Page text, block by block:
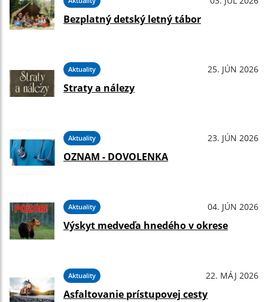
Bezplatný detský letný tábor
Aktuality 25. JÚN 2026
Straty a nálezy
Aktuality 23. JÚN 2026
OZNAM - DOVOLENKA
Aktuality 04. JÚN 2026
Výskyt medveďa hnedého v okrese
Aktuality 22. MÁJ 2026
Asfaltovanie prístupovej cesty